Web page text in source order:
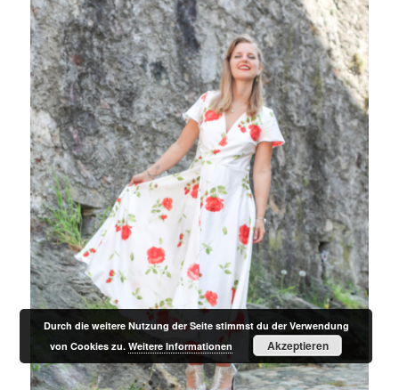
Durch die weitere Nutzung der Seite stimmst du der Verwendung
von Cookies zu.Weitere Informationen Akzeptieren